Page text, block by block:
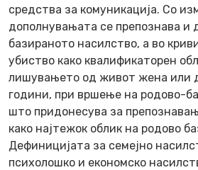
средства за комуникација. Со
дополнувањата се препознава и
базираното насилство, а во
убиство како квалификаторен
лишувањето од живот жена или
години, при вршење на родово-
што придонесува за
како најтежок облик на родово
Дефиницијата за семејно
психолошко и економско